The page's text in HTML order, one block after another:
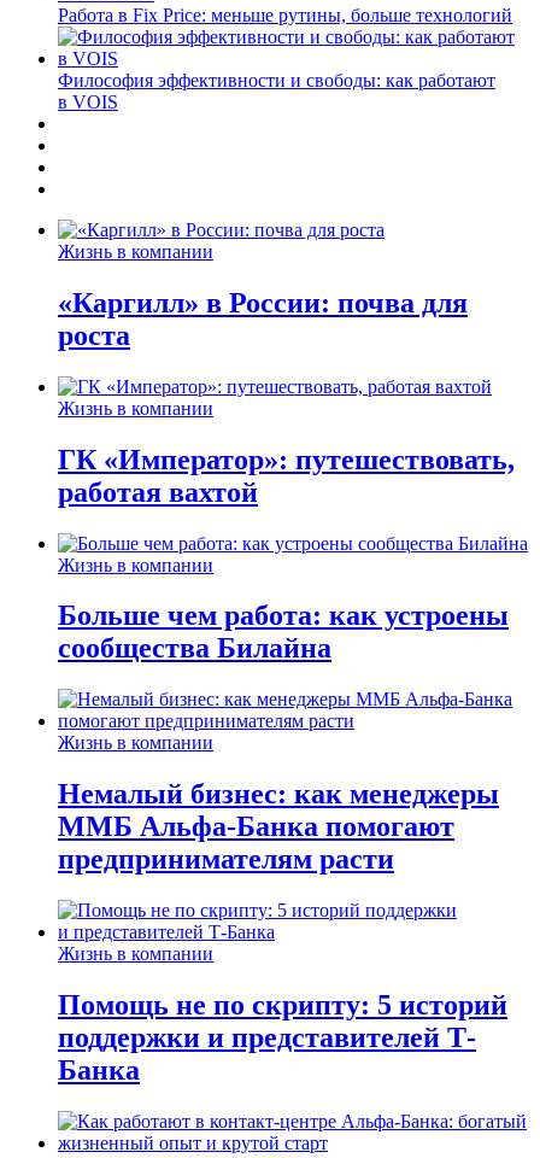
Работа в Fix Price: меньше рутины, больше технологий
Философия эффективности и свободы: как работают
в VOIS
Жизнь в компании
«Каргилл» в России: почва для
роста
Жизнь в компании
ГК «Император»: путешествовать,
работая вахтой
Жизнь в компании
Больше чем работа: как устроены
сообщества Билайна
Жизнь в компании
Немалый бизнес: как менеджеры
ММБ Альфа-Банка помогают
предпринимателям расти
Жизнь в компании
Помощь не по скрипту: 5 историй
поддержки и представителей Т-
Банка